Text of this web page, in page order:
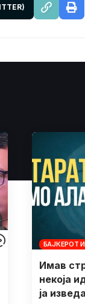
БАЈКЕРОТ
Имав
некоја
ја